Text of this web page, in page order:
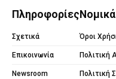
Πληροφορίες
Σχετικά
Επικοινωνία
Newsroom
Νομικά
Όροι
Πολιτική
Πολιτική